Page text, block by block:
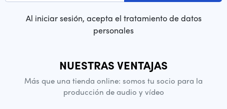
Al iniciar sesión, acepta el tratamiento de datos
personales
NUESTRAS VENTAJAS
Más que una tienda online: somos tu socio para la
producción de audio y vídeo